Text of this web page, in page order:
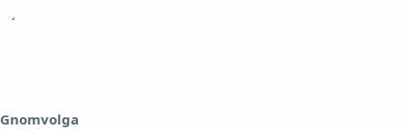
Gnomvolga